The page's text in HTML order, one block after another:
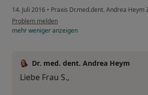
14. Juli 2016 • Praxis Dr.med.dent. Andrea Heym
Problem melden
mehrwenigeranzeigen
Dr. med. dent. Andrea Heym
Liebe Frau S.,